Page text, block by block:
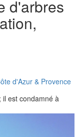
d'arbres
d'Azur & Provence
il est condamné à